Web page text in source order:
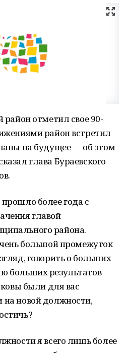
район отметил свое 90-
район встретил
на будущее — об этом
глава Бураевского
более года с
главой
района.
большой промежуток
говорить о больших
больших результатов
были для вас
на новой должности,
я всего лишь более